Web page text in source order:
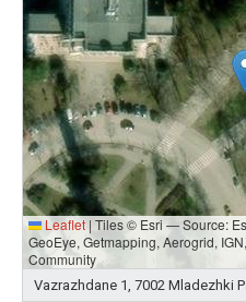
Leaflet | Tiles © Esri — Source:
GeoEye, Getmapping, Aerogrid,
Community
Vazrazhdane 1, 7002 Mladezhki